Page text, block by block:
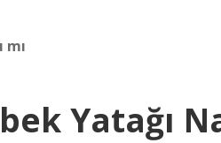
mı
Yatağı